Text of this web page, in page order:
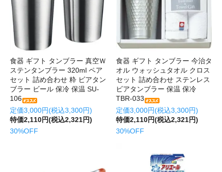
食器 ギフト タンブラー 真空Ｗ
ステンタンブラー 320ml ペア
セット 詰め合わせ 粋 ビアタン
ブラー ビール 保冷 保温 SU-
106
定価3,000円(税込3,300円)
特価2,110円(税込2,321円)
30%OFF
食器 ギフト タンブラー 今治タ
オル ウォッシュタオル クロス
セット 詰め合わせ ステンレス
ビアタンブラー 保温 保冷
TBR-033
定価3,000円(税込3,300円)
特価2,110円(税込2,321円)
30%OFF